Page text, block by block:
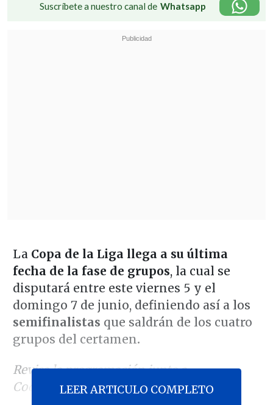
Suscríbete a nuestro canal de Whatsapp
La Copa de la Liga llega a su última
fecha de la fase de grupos, la cual se
disputará entre este viernes 5 y el
domingo 7 de junio, definiendo así a los
semifinalistas que saldrán de los cuatro
grupos del certamen.
Revisa la programación junto a
Cooperativa.cl:LEER ARTICULO COMPLETO